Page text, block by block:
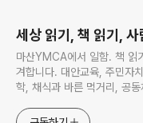
세상 읽기, 책 읽기, 사
마산YMCA에서 일함. 책 읽
겨합니다. 대안교육, 주민자
학, 채식과 바른 먹거리, 공
http://